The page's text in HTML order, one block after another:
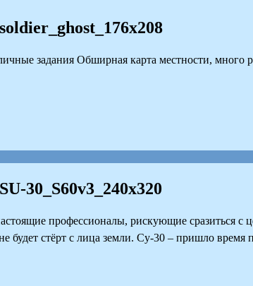
soldier_ghost_176x208
задания Обширная карта местности, много
SU-30_S60v3_240x320
профессионалы, рискующие сразиться с
будет стёрт с лица земли. Су-30 – пришло